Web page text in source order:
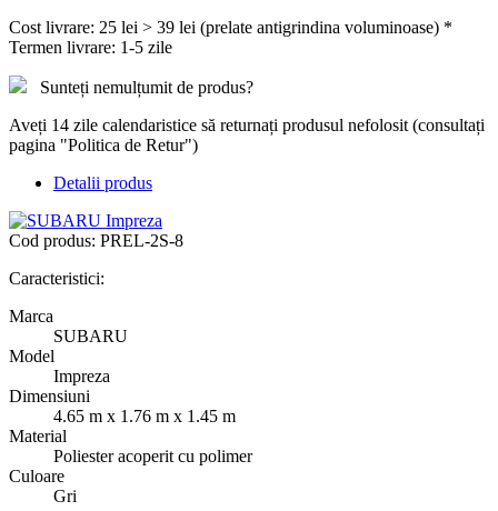
Cost livrare: 25 lei > 39 lei (prelate antigrindina voluminoase) *
Termen livrare: 1-5 zile
Sunteți nemulțumit de produs?
Aveți 14 zile calendaristice să returnați produsul nefolosit (consultați
pagina "Politica de Retur")
Detalii produs
Cod produs: PREL-2S-8
Caracteristici:
Marca
SUBARU
Model
Impreza
Dimensiuni
4.65 m x 1.76 m x 1.45 m
Material
Poliester acoperit cu polimer
Culoare
Gri